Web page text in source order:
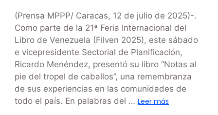
(Prensa MPPP/ Caracas, 12 de julio de 2025)-.
Como parte de la 21ª Feria Internacional del
Libro de Venezuela (Filven 2025), este sábado
e vicepresidente Sectorial de Planificación,
Ricardo Menéndez, presentó su libro “Notas al
pie del tropel de caballos”, una remembranza
de sus experiencias en las comunidades de
todo el país. En palabras del … Leer más